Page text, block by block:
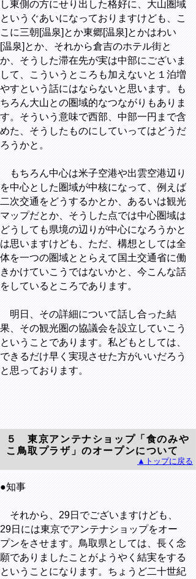
し東側の方にせり出した格好に、大山圏域
というぐあいになっておりますけども、こ
こに三朝[温泉]とか東郷[温泉]とかはわい
[温泉]とか、それから倉吉のホテル街と
か、そうした滞在先が実は中部にございま
して、こういうところも加えないと１泊増
やすという話にはならないと思います。も
ちろん大山との圏域的なつながりもありま
す。そういう意味で西部、中部一円まで含
めた、そうしたものにしていってはどうだ
ろうかと。
もちろん中心は米子空港や出雲空港辺り
を中心とした圏域が中核になって、例えば
二次交通をどうするかとか、あるいは観光
マップだとか、そうした点では中心圏域は
どうしても県境の辺りが中心になろうかと
は思いますけども、ただ、構想としては全
体を一つの圏域ととらえて国土交通省に働
きかけていこうではないかと、今こんな話
をしているところであります。
明日、その詳細について話し合った結
果、その観光圏の協議会を設立していこう
ということであります。私どもとしては、
できるだけ早く実現させた方がいいだろう
と思っております。
５ 東京アンテナショップ「食のみや
こ鳥取プラザ」のオープンについて
▲トップに戻る
●知事
それから、29日でございますけども、
29日には東京でアンテナショップをオー
プンをさせます。鳥取県としては、長く念
願でありましたことがようやく結実をする
ということになります。ちょうど二十世紀